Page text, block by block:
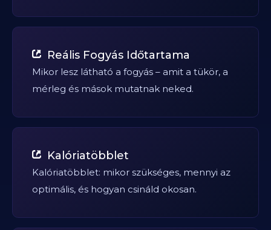
Reális Fogyás Időtartama
Mikor lesz látható a fogyás – amit a tükör, a
mérleg és mások mutatnak neked.
Kalóriatöbblet
Kalóriatöbblet: mikor szükséges, mennyi az
optimális, és hogyan csináld okosan.